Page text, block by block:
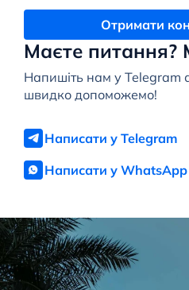
Маєте питання?
Напишіть нам у Telegram
швидко допоможемо!
Написати у Telegram
Написати у WhatsApp
Отримати